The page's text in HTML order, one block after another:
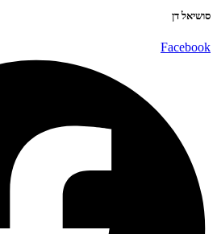
סושיאל דן
Facebook